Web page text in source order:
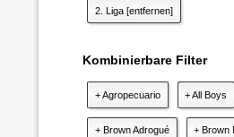
2. Liga [entfernen]
Kombinierbare Filter
+ Agropecuario + All Boys
+ Brown Adrogué + Brown